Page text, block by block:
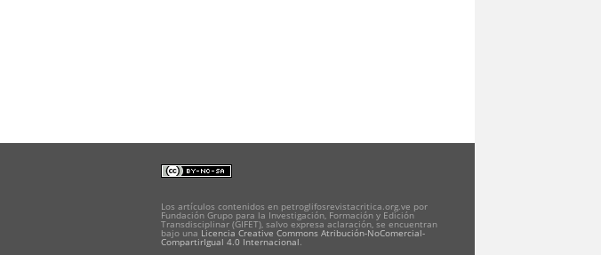
Los artículos contenidos en petroglifosrevistacritica.org.ve por
Fundación Grupo para la Investigación, Formación y Edición
Transdisciplinar (GIFET), salvo expresa aclaración, se encuentran
bajo una Licencia Creative Commons Atribución-NoComercial-
CompartirIgual 4.0 Internacional.